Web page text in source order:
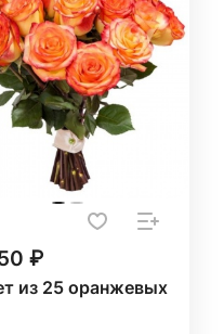
₽
из 25 оранжевых